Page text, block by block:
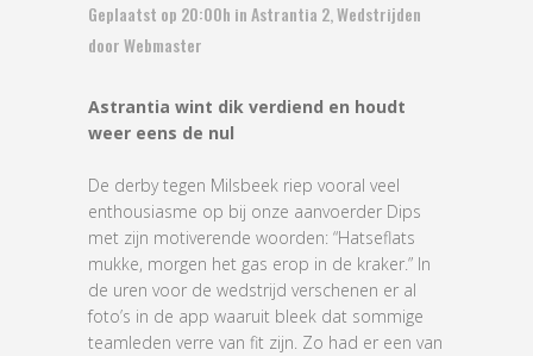
Geplaatst op 20:00h inAstrantia 2 Wedstrijden
doorWebmaster
Astrantia wint dik verdiend en houdt
weer eens de nul
De derby tegen Milsbeek riep vooral veel
enthousiasme op bij onze aanvoerder Dips
met zijn motiverende woorden: “Hatseflats
mukke, morgen het gas erop in de kraker.” In
de uren voor de wedstrijd verschenen er al
foto’s in de app waaruit bleek dat sommige
teamleden verre van fit zijn. Zo had er een van